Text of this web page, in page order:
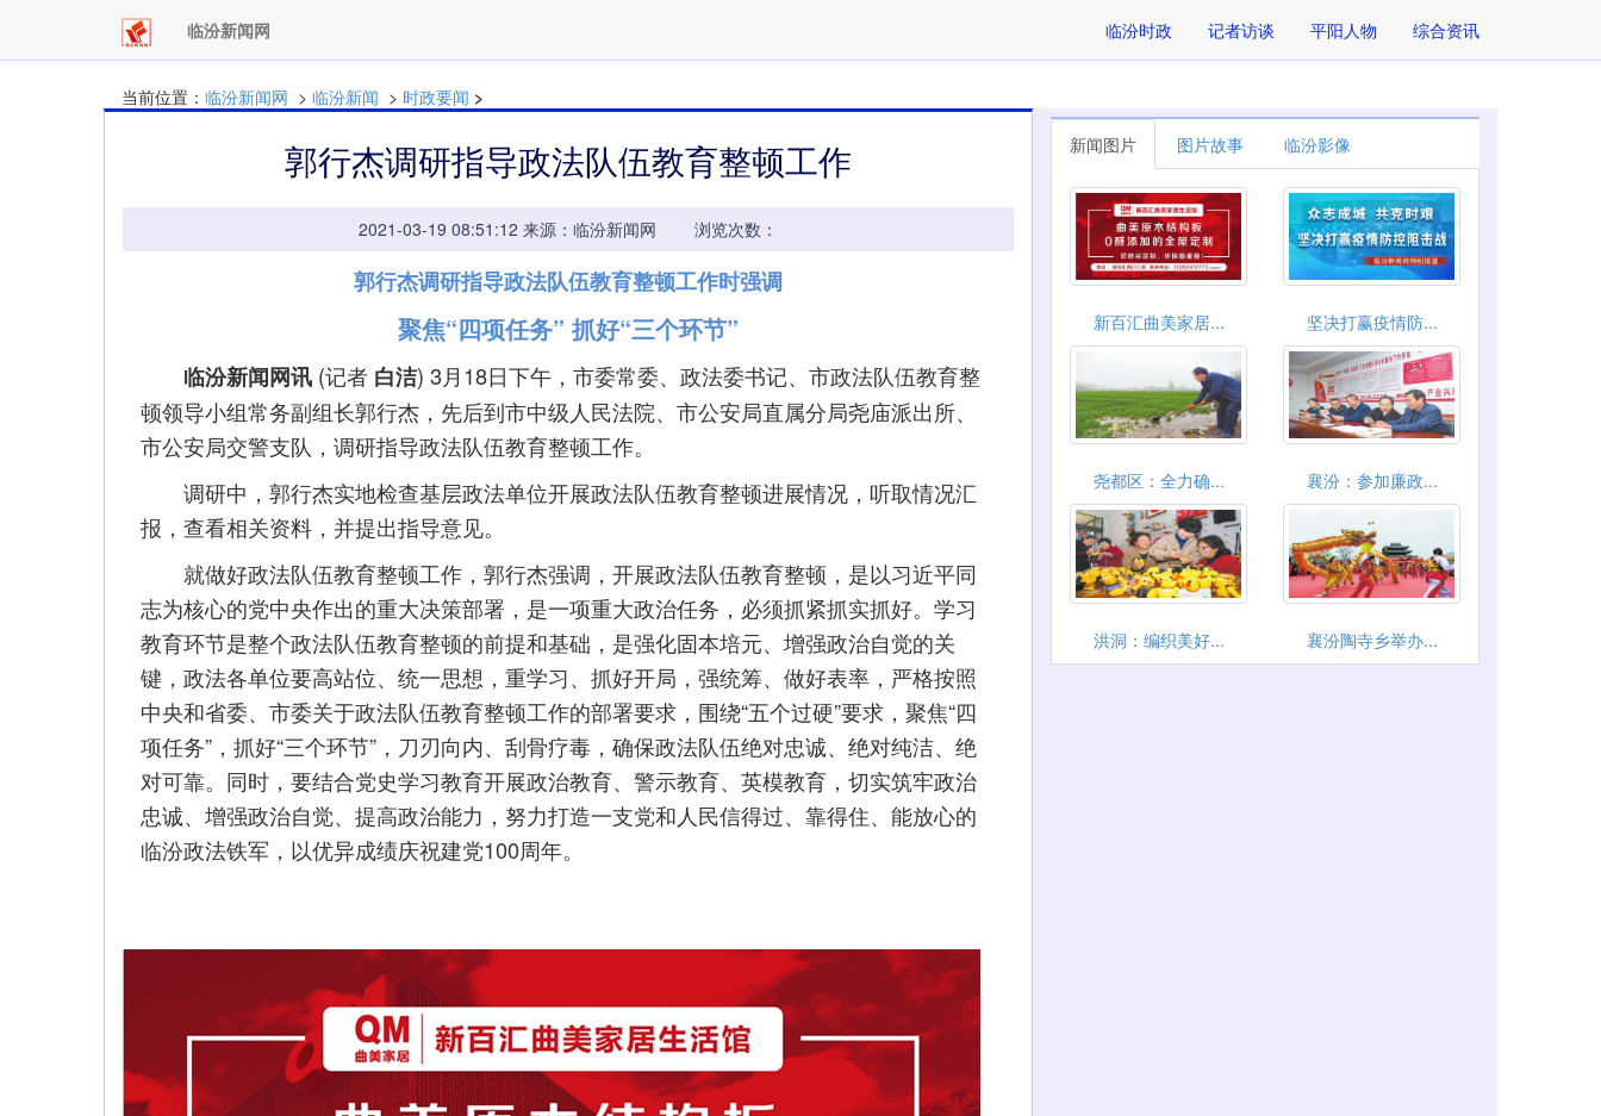
临汾新闻网 临汾时政 记者访谈 平阳人物 综合资讯
当前位置： 临汾新闻网 > 临汾新闻 > 时政要闻 >
郭行杰调研指导政法队伍教育整顿工作
2021-03-19 08:51:12 来源：临汾新闻网 浏览次数：
郭行杰调研指导政法队伍教育整顿工作时强调
聚焦“四项任务” 抓好“三个环节”
临汾新闻网讯 (记者 白洁) 3月18日下午，市委常委、政法委书记、市政法队伍教育整
顿领导小组常务副组长郭行杰，先后到市中级人民法院、市公安局直属分局尧庙派出所、
市公安局交警支队，调研指导政法队伍教育整顿工作。
调研中，郭行杰实地检查基层政法单位开展政法队伍教育整顿进展情况，听取情况汇
报，查看相关资料，并提出指导意见。
就做好政法队伍教育整顿工作，郭行杰强调，开展政法队伍教育整顿，是以习近平同
志为核心的党中央作出的重大决策部署，是一项重大政治任务，必须抓紧抓实抓好。学习
教育环节是整个政法队伍教育整顿的前提和基础，是强化固本培元、增强政治自觉的关
键，政法各单位要高站位、统一思想，重学习、抓好开局，强统筹、做好表率，严格按照
中央和省委、市委关于政法队伍教育整顿工作的部署要求，围绕“五个过硬”要求，聚焦“四
项任务”，抓好“三个环节”，刀刃向内、刮骨疗毒，确保政法队伍绝对忠诚、绝对纯洁、绝
对可靠。同时，要结合党史学习教育开展政治教育、警示教育、英模教育，切实筑牢政治
忠诚、增强政治自觉、提高政治能力，努力打造一支党和人民信得过、靠得住、能放心的
临汾政法铁军，以优异成绩庆祝建党100周年。
新闻图片 图片故事 临汾影像
新百汇曲美家居... 坚决打赢疫情防...
尧都区：全力确... 襄汾：参加廉政...
洪洞：编织美好... 襄汾陶寺乡举办...